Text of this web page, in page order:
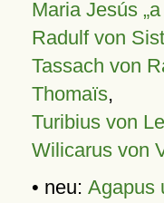
Maria Jesús „a
Radulf von
Tassach von
Thomaïs,
Turibius von
Wilicarus von
• neu: Agapus